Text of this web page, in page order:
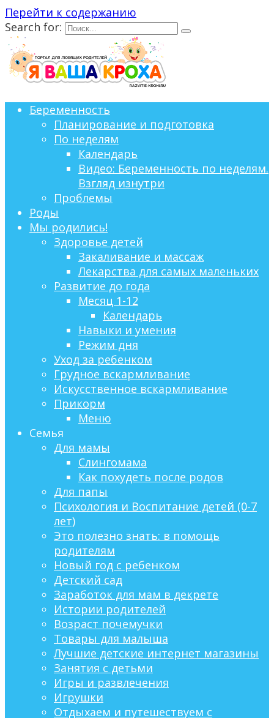
Перейти к содержанию
Search for:
Беременность
Планирование и подготовка
По неделям
Календарь
Видео: Беременность по неделям.
Взгляд изнутри
Проблемы
Роды
Мы родились!
Здоровье детей
Закаливание и массаж
Лекарства для самых маленьких
Развитие до года
Месяц 1-12
Календарь
Навыки и умения
Режим дня
Уход за ребенком
Грудное вскармливание
Искусственное вскармливание
Прикорм
Меню
Семья
Для мамы
Слингомама
Как похудеть после родов
Для папы
Психология и Воспитание детей (0-7
лет)
Это полезно знать: в помощь
родителям
Новый год с ребенком
Детский сад
Заработок для мам в декрете
Истории родителей
Возраст почемучки
Товары для малыша
Лучшие детские интернет магазины
Занятия с детьми
Игры и развлечения
Игрушки
Отдыхаем и путешествуем с